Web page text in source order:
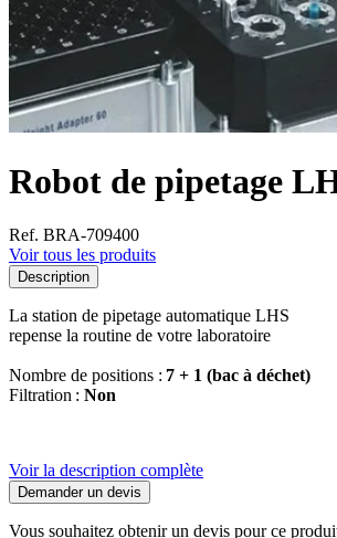
Robot de pipetage
Ref. BRA-709400
Voir tous les produits
Description
La station de pipetage automatique LHS
repense la routine de votre laboratoire
Nombre de positions : 7 + 1 (bac à déchet)
Filtration : Non
Voir la description complète
Demander un devis
Vous souhaitez obtenir un devis pour ce